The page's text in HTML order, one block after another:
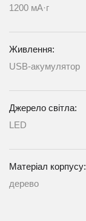
1200 мА·г
Живлення:
USB-акумулятор
Джерело світла:
LED
Матеріал корпусу:
дерево